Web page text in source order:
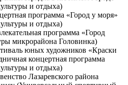
и отдыха)
программа «Город у моря»
и отдыха)
программа «Город
микрорайона Головинка)
юных художников «Краски
концертная программа
и отдыха)
Лазаревского района